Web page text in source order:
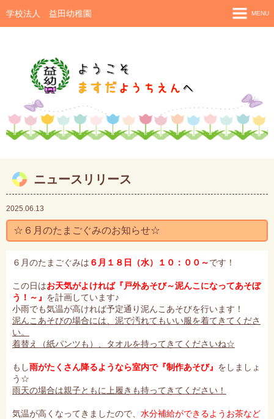
学校法人 益田幼稚園 MENU
益田幼稚園ってどんなとこ？
保育内容・子育て支援
子供たちの一日
年間行事予定・年間保育目標
クラスだより
掲示板
入園願書・保育料
アクセス
ニュースリリース
2025.06.13
☆６月のたまごぐみのお知らせ☆
６月のたまごぐみは ６月１８日（水）１０：００～です！
この日はお天気がよければ『戸外あそび～泥んこになってあそぼ
う！～』 を計画しています♪
小雨でも気温が高ければ予定通り泥んこあそびを行います！
泥んこあそびの場合には、泥で汚れてもいい服を着てきてくださ
い。
着替え（紙パンツも）、タオルを持ってきてくださいね☆
もし雨がたくさん降るようなら室内で『制作あそび』 をしましょ
う☆
雨天の場合は親子ともに上履きも持ってきてください！
気温が高くなってきましたので、 水分補給ができるようお茶など